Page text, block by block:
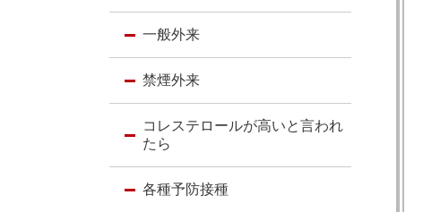
一般外来
禁煙外来
コレステロールが高いと言われ
たら
各種予防接種